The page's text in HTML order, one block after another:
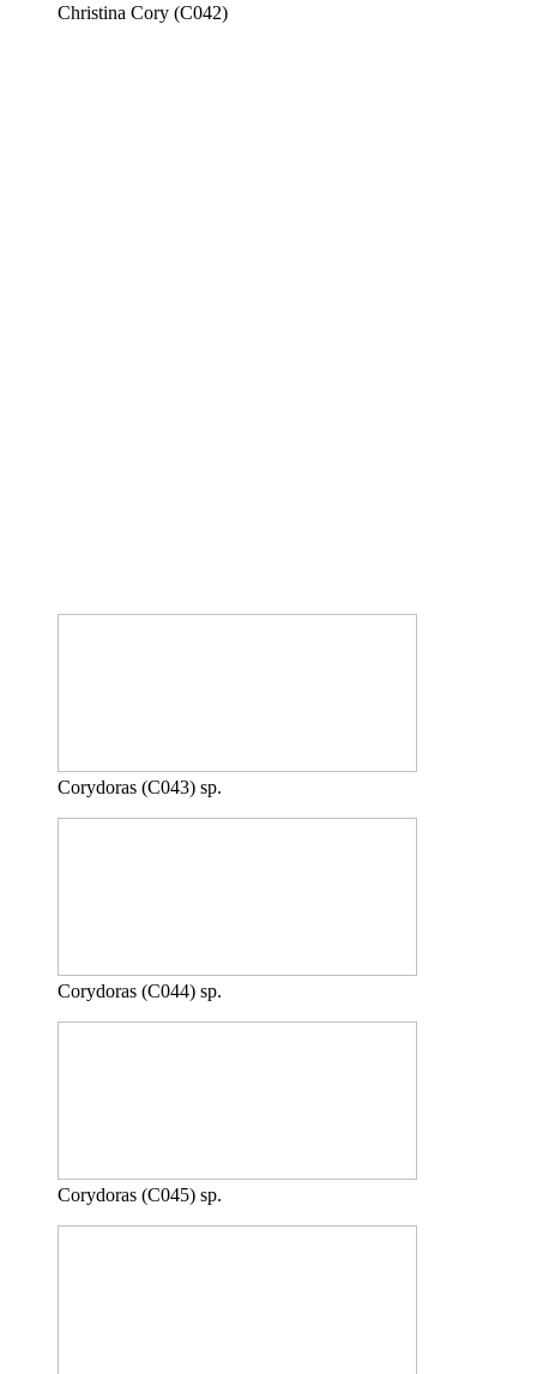
Christina Cory (C042)
Corydoras (C043) sp.
Corydoras (C044) sp.
Corydoras (C045) sp.